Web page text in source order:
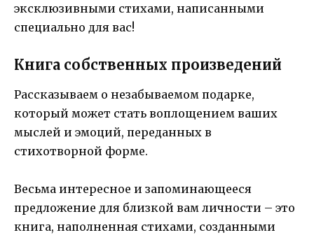
эксклюзивными стихами, написанными
специально для вас!
Книга собственных произведений
Рассказываем о незабываемом подарке,
который может стать воплощением ваших
мыслей и эмоций, переданных в
стихотворной форме.
Весьма интересное и запоминающееся
предложение для близкой вам личности – это
книга, наполненная стихами, созданными